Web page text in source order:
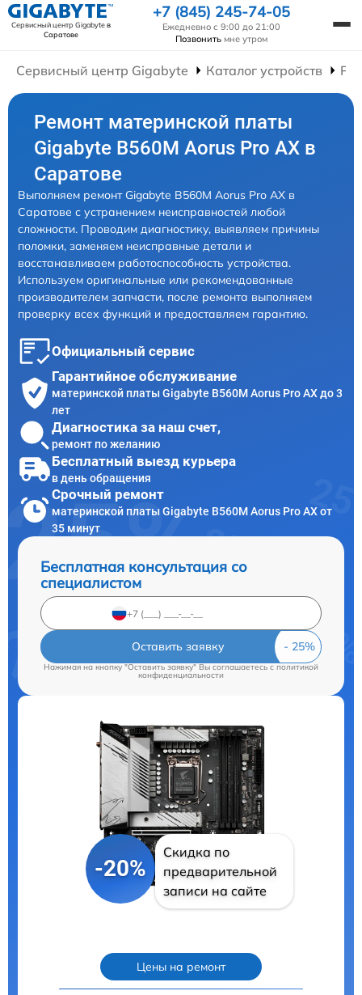
Сервисный центр Gigabyteв
Саратове
+7 (845) 245-74-05
Ежедневно с 9:00 до 21:00
Позвонить мне утром
Сервисный центр Gigabyte Каталог устройств
Ремонт материнской платы
Gigabyte B560M Aorus Pro AX в
Саратове
Выполняем ремонт Gigabyte B560M Aorus Pro AX в
Саратове с устранением неисправностей любой
сложности. Проводим диагностику, выявляем причины
поломки, заменяем неисправные детали и
восстанавливаем работоспособность устройства.
Используем оригинальные или рекомендованные
производителем запчасти, после ремонта выполняем
проверку всех функций и предоставляем гарантию.
Официальный сервис
Гарантийное обслуживание
материнской платы Gigabyte B560M Aorus Pro AX до 3
лет
Диагностика за наш счет,
ремонт по желанию
Бесплатный выезд курьера
в день обращения
Срочный ремонт
материнской платы Gigabyte B560M Aorus Pro AX от
35 минут
Бесплатная консультация со
специалистом
Оставить заявку
Нажимая на кнопку "Оставить заявку" Вы соглашаетесь cполитикой
конфиденциальности
-20%
Скидка по
предварительной
записи на сайте
Цены на ремонт